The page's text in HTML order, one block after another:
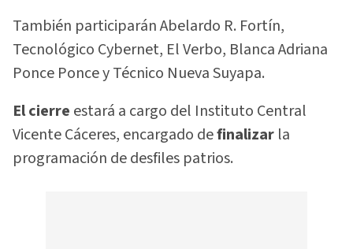
También participarán Abelardo R. Fortín,
Tecnológico Cybernet, El Verbo, Blanca Adriana
Ponce Ponce y Técnico Nueva Suyapa.
El cierre estará a cargo del Instituto Central
Vicente Cáceres, encargado definalizar la
programación de desfiles patrios.